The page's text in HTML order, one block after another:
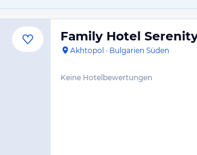
Family Hotel
Akhtopol · Bulgarien Süden
Keine Hotelbewertungen